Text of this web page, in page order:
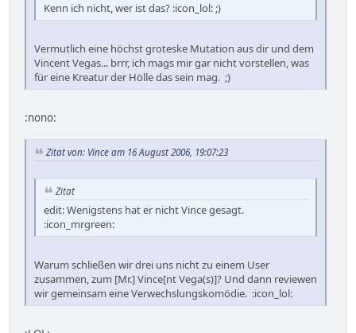
Kenn ich nicht, wer ist das? :icon_lol: ;)
Vermutlich eine höchst groteske Mutation aus dir und dem
Vincent Vegas... brrr, ich mags mir gar nicht vorstellen, was
für eine Kreatur der Hölle das sein mag. ;)
:nono:
Zitat von: Vince am 16 August 2006, 19:07:23
Zitat
edit: Wenigstens hat er nicht Vince gesagt.
:icon_mrgreen:
Warum schließen wir drei uns nicht zu einem User
zusammen, zum [Mr.] Vince[nt Vega(s)]? Und dann reviewen
wir gemeinsam eine Verwechslungskomödie. :icon_lol: